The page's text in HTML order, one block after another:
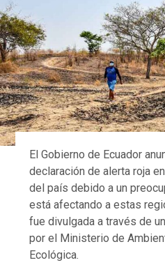
El Gobierno de Ecuador
declaración de alerta roja
del país debido a un
está afectando a estas
fue divulgada a través de
por el Ministerio de
Ecológica.